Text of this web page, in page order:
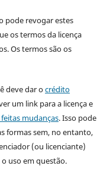
pode revogar estes
os termos da licença
Os termos são os
deve dar ocrédito
um link para a licença e
mudanças. Isso pode
formas sem, no entanto,
(ou licenciante)
uso em questão.